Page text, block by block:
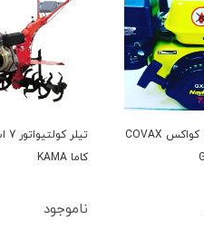
تیلر کولتیواتور 7 اسب
اسبKAMA
ناموجود